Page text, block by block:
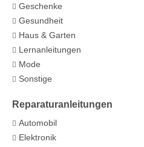
Geschenke
Gesundheit
Haus & Garten
Lernanleitungen
Mode
Sonstige
Reparaturanleitungen
Automobil
Elektronik